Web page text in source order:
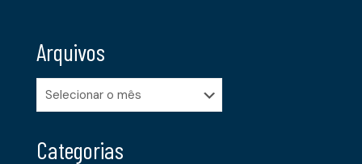
Arquivos
Arquivos
Categorias